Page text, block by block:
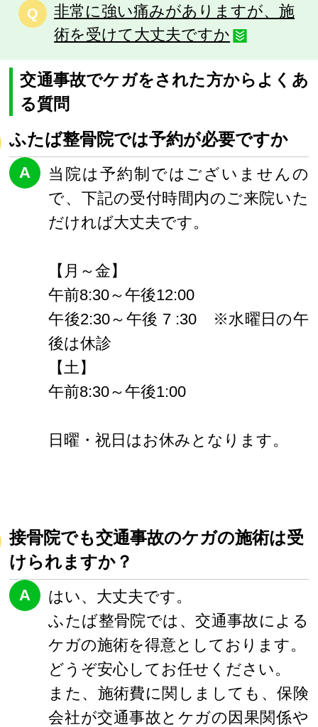
Q
非常に強い痛みがありますが、施
術を受けて大丈夫ですか
交通事故でケガをされた方からよくあ
る質問
ふたば整骨院では予約が必要ですか
A
当院は予約制ではございませんの
で、下記の受付時間内のご来院いた
だければ大丈夫です。
【月～金】
午前8:30～午後12:00
午後2:30～午後 7 :30 ※水曜日の午
後は休診
【土】
午前8:30～午後1:00
日曜・祝日はお休みとなります。
接骨院でも交通事故のケガの施術は受
けられますか？
A
はい、大丈夫です。
ふたば整骨院では、交通事故による
ケガの施術を得意としております。
どうぞ安心してお任せください。
また、施術費に関しましても、保険
会社が交通事故とケガの因果関係や